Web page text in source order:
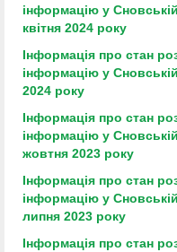
інформацію у
квітня 2024 року
Інформація про стан
інформацію у
2024 року
Інформація про стан
інформацію у
жовтня 2023 року
Інформація про стан
інформацію у
липня 2023 року
Інформація про стан